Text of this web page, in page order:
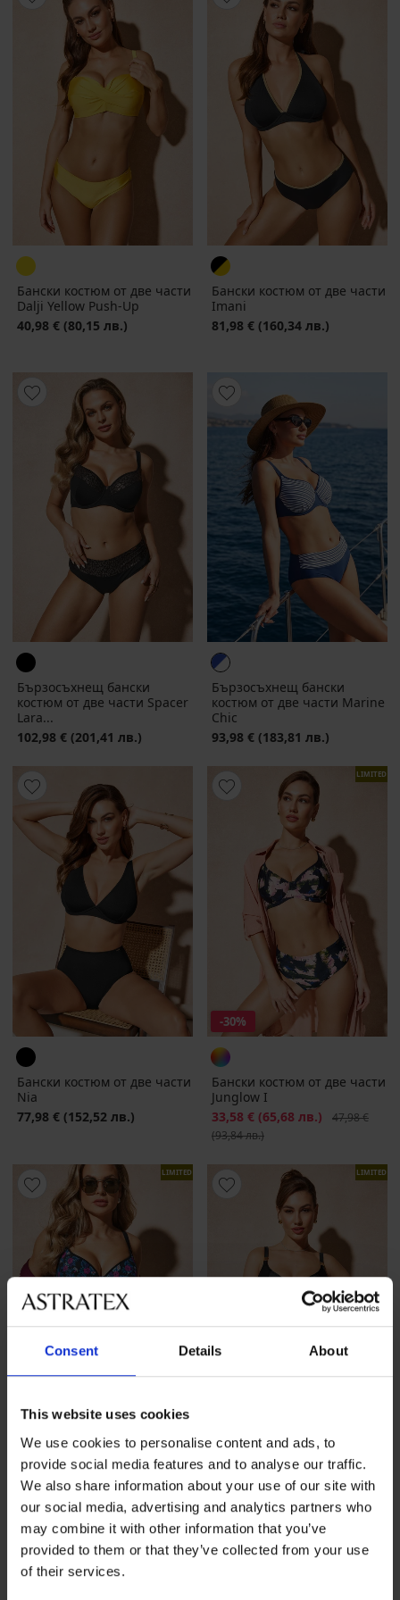
Consent Details About
This website uses cookies
We use cookies to personalise content and ads, to
provide social media features and to analyse our traffic.
We also share information about your use of our site with
our social media, advertising and analytics partners who
may combine it with other information that you’ve
provided to them or that they’ve collected from your use
of their services.
Бански костюм от две части
Dalji Yellow Push-Up
40,98 € (80,15 лв.)
Бански костюм от две части
Imani
81,98 € (160,34 лв.)
Бързосъхнещ бански
костюм от две части Spacer
Lara...
102,98 € (201,41 лв.)
Бързосъхнещ бански
костюм от две части Marine
Chic
93,98 € (183,81 лв.)
Бански костюм от две части
Nia
77,98 € (152,52 лв.)
LIMITED
-30%
Бански костюм от две части
Junglow I
Намаление
33,58 € (65,68 лв.)
47,98 €
(93,84 лв.)
LIMITED
-50%
Бързосъхнещ бански
костюм Spacer Flowerkiss
Намаление
51,49 €(100,71 лв.)Първоначална цена
102,98 €
(201,41 лв.)
LIMITED
Бански костюм от две части
Satin Black I
51,98 €(101,66 лв.)